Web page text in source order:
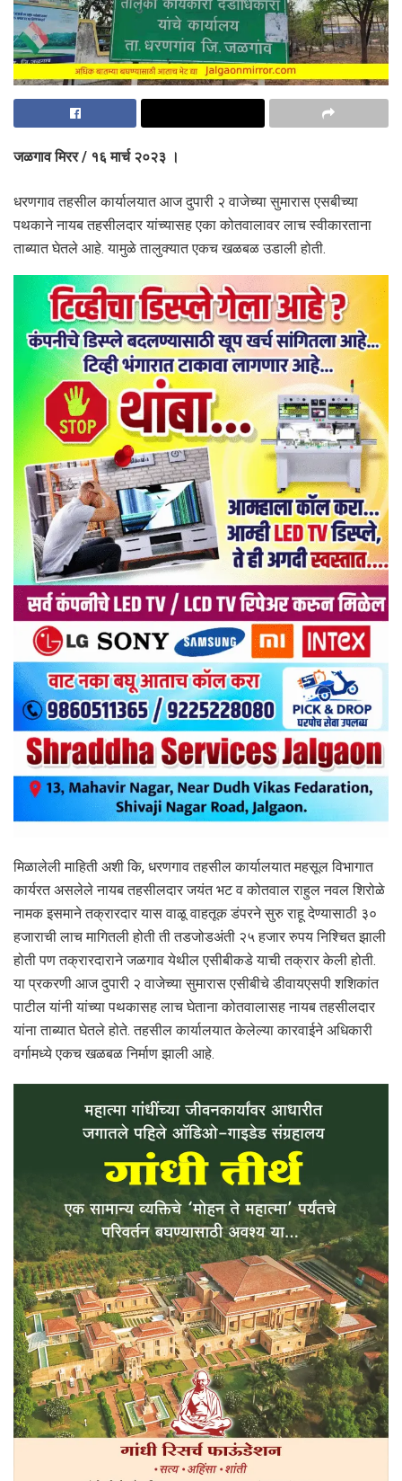
जळगाव मिरर / १६ मार्च २०२३ ।
धरणगाव तहसील कार्यालयात आज दुपारी २ वाजेच्या सुमारास एसबीच्या
पथकाने नायब तहसीलदार यांच्यासह एका कोतवालावर लाच स्वीकारताना
ताब्यात घेतले आहे. यामुळे तालुक्यात एकच खळबळ उडाली होती.
मिळालेली माहिती अशी कि, धरणगाव तहसील कार्यालयात महसूल विभागात
कार्यरत असलेले नायब तहसीलदार जयंत भट व कोतवाल राहुल नवल शिरोळे
नामक इसमाने तक्रारदार यास वाळू वाहतूक डंपरने सुरु राहू देण्यासाठी ३०
हजाराची लाच मागितली होती ती तडजोडअंती २५ हजार रुपय निश्चित झाली
होती पण तक्रारदाराने जळगाव येथील एसीबीकडे याची तक्रार केली होती.
या प्रकरणी आज दुपारी २ वाजेच्या सुमारास एसीबीचे डीवायएसपी शशिकांत
पाटील यांनी यांच्या पथकासह लाच घेताना कोतवालासह नायब तहसीलदार
यांना ताब्यात घेतले होते. तहसील कार्यालयात केलेल्या कारवाईने अधिकारी
वर्गामध्ये एकच खळबळ निर्माण झाली आहे.